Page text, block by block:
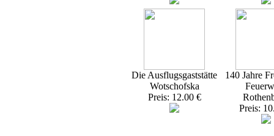
Die Ausflugsgaststätte
Wotschofska
Preis: 12.00 €
140 Jahre
Preis: